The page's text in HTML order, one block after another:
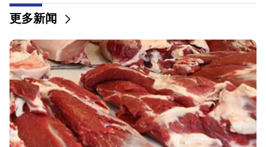
巴库监狱中的所有亚美尼亚人都享有自由。亚伯拉罕米
扬
19:28
在你的领导下，拉阿政府将继续为地区和平发挥建设性
作用。古特雷斯飞往帕希尼扬
18:35
俄罗斯准备继续对亚美尼亚铁路进行特许经营。奥弗丘
克
18:21
更多新闻